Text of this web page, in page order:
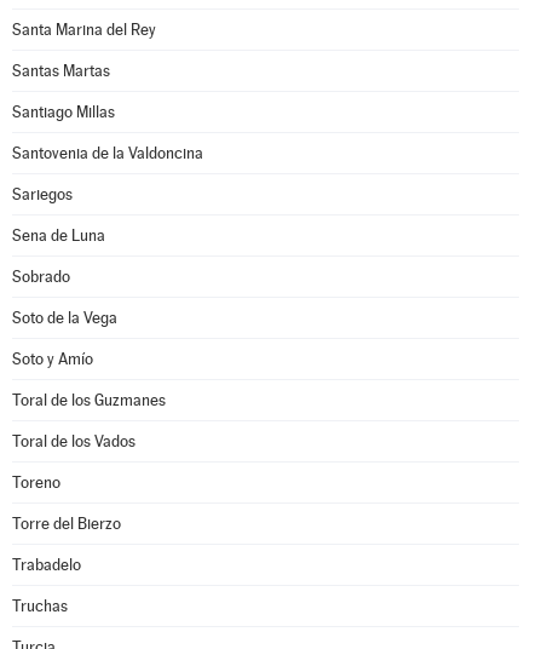
Santa Marina del Rey
Santas Martas
Santiago Millas
Santovenia de la Valdoncina
Sariegos
Sena de Luna
Sobrado
Soto de la Vega
Soto y Amío
Toral de los Guzmanes
Toral de los Vados
Toreno
Torre del Bierzo
Trabadelo
Truchas